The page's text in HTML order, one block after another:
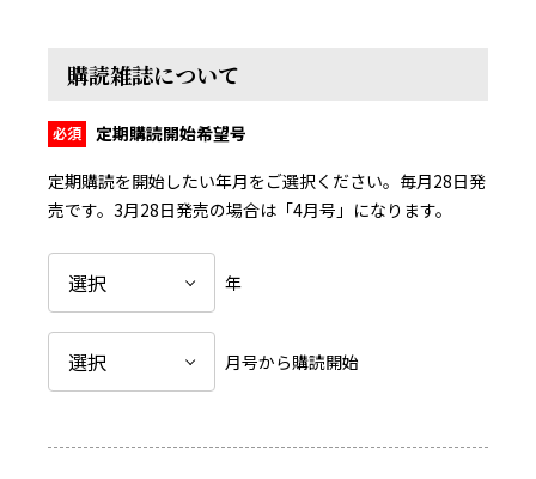
購読雑誌について
定期購読開始希望号
定期購読を開始したい年月をご選択ください。毎月28日発
売です。3月28日発売の場合は「4月号」になります。
年
月号から購読開始